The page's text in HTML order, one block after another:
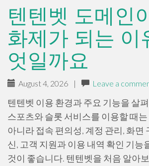
텐텐벳 도메인
화제가 되는 이
엇일까요
August 4, 2026 | Leave a
텐텐벳 이용 환경과 주요 기능을 살
스포츠와 슬롯 서비스를 이용할 때
아니라 접속 편의성, 계정 관리, 화면
신, 고객 지원과 이용 내역 확인 기능
것이 좋습니다. 텐텐벳을 처음 알아